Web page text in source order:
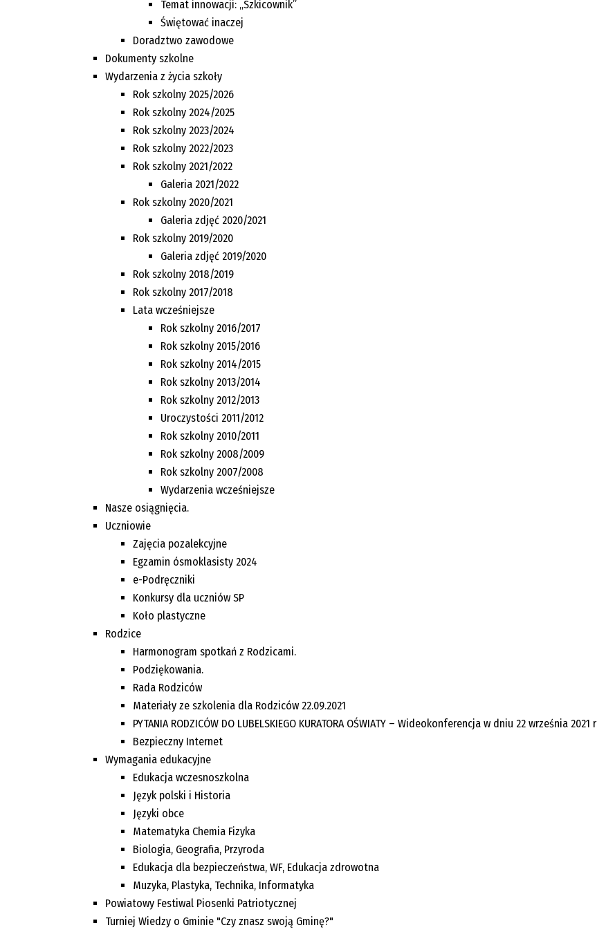
Temat innowacji: „Szkicownik”
Świętować inaczej
Doradztwo zawodowe
Dokumenty szkolne
Wydarzenia z życia szkoły
Rok szkolny 2025/2026
Rok szkolny 2024/2025
Rok szkolny 2023/2024
Rok szkolny 2022/2023
Rok szkolny 2021/2022
Galeria 2021/2022
Rok szkolny 2020/2021
Galeria zdjęć 2020/2021
Rok szkolny 2019/2020
Galeria zdjęć 2019/2020
Rok szkolny 2018/2019
Rok szkolny 2017/2018
Lata wcześniejsze
Rok szkolny 2016/2017
Rok szkolny 2015/2016
Rok szkolny 2014/2015
Rok szkolny 2013/2014
Rok szkolny 2012/2013
Uroczystości 2011/2012
Rok szkolny 2010/2011
Rok szkolny 2008/2009
Rok szkolny 2007/2008
Wydarzenia wcześniejsze
Nasze osiągnięcia.
Uczniowie
Zajęcia pozalekcyjne
Egzamin ósmoklasisty 2024
e-Podręczniki
Konkursy dla uczniów SP
Koło plastyczne
Rodzice
Harmonogram spotkań z Rodzicami.
Podziękowania.
Rada Rodziców
Materiały ze szkolenia dla Rodziców 22.09.2021
PYTANIA RODZICÓW DO LUBELSKIEGO KURATORA OŚWIATY – Wideokonferencja w dniu 22 września 2021 r
Bezpieczny Internet
Wymagania edukacyjne
Edukacja wczesnoszkolna
Język polski i Historia
Języki obce
Matematyka Chemia Fizyka
Biologia, Geografia, Przyroda
Edukacja dla bezpieczeństwa, WF, Edukacja zdrowotna
Muzyka, Plastyka, Technika, Informatyka
Powiatowy Festiwal Piosenki Patriotycznej
Turniej Wiedzy o Gminie "Czy znasz swoją Gminę?"